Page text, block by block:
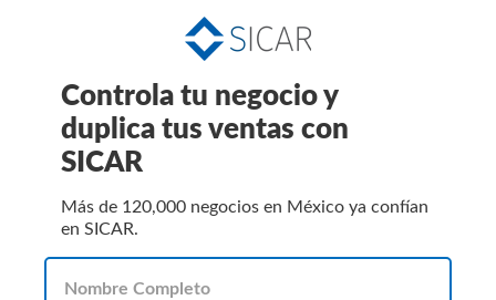
Controla tu negocio y
duplica tus ventas con
SICAR
Más de 120,000 negocios en México ya confían
en SICAR.